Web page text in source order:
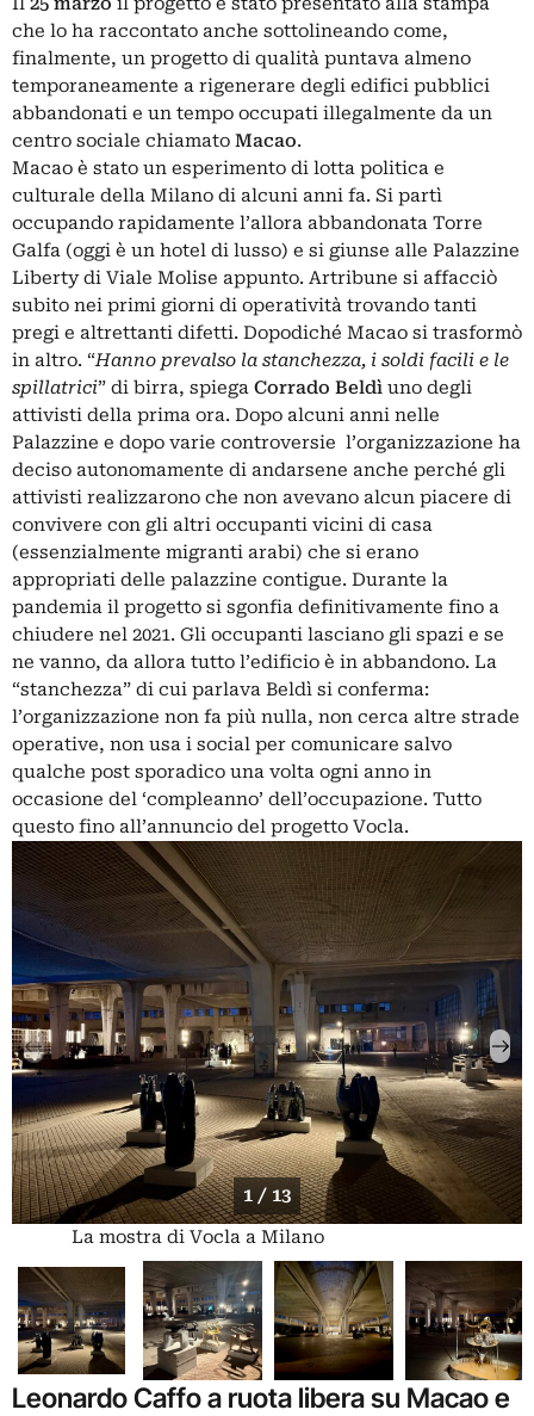
che lo ha raccontato anche sottolineando come,
finalmente, un progetto di qualità puntava almeno
temporaneamente a rigenerare degli edifici pubblici
abbandonati e un tempo occupati illegalmente da un
centro sociale chiamato Macao.
Macao è stato un esperimento di lotta politica e
culturale della Milano di alcuni anni fa. Si partì
occupando rapidamente l’allora abbandonata Torre
Galfa (oggi è un hotel di lusso) e si giunse alle Palazzine
Liberty di Viale Molise appunto. Artribune si affacciò
subito nei primi giorni di operatività trovando tanti
pregi e altrettanti difetti. Dopodiché Macao si trasformò
in altro. “Hanno prevalso la stanchezza, i soldi facili e le
spillatrici” di birra, spiega Corrado Beldì uno degli
attivisti della prima ora. Dopo alcuni anni nelle
Palazzine e dopo varie controversie l’organizzazione ha
deciso autonomamente di andarsene anche perché gli
attivisti realizzarono che non avevano alcun piacere di
convivere con gli altri occupanti vicini di casa
(essenzialmente migranti arabi) che si erano
appropriati delle palazzine contigue. Durante la
pandemia il progetto si sgonfia definitivamente fino a
chiudere nel 2021. Gli occupanti lasciano gli spazi e se
ne vanno, da allora tutto l’edificio è in abbandono. La
“stanchezza” di cui parlava Beldì si conferma:
l’organizzazione non fa più nulla, non cerca altre strade
operative, non usa i social per comunicare salvo
qualche post sporadico una volta ogni anno in
occasione del ‘compleanno’ dell’occupazione. Tutto
questo fino all’annuncio del progetto Vocla.
1 / 13
La mostra di Vocla a Milano
Leonardo Caffo a ruota libera su Macao e